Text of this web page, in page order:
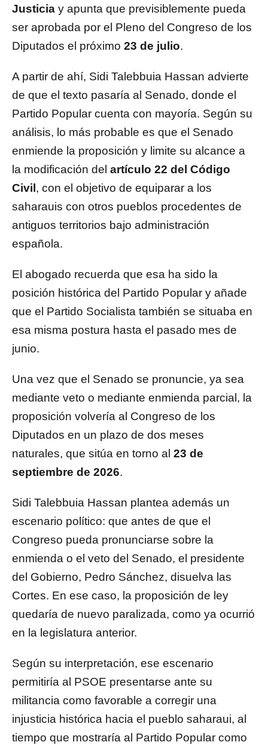
Justicia y apunta que previsiblemente pueda
ser aprobada por el Pleno del Congreso de los
Diputados el próximo 23 de julio.
A partir de ahí, Sidi Talebbuia Hassan advierte
de que el texto pasaría al Senado, donde el
Partido Popular cuenta con mayoría. Según su
análisis, lo más probable es que el Senado
enmiende la proposición y limite su alcance a
la modificación del artículo 22 del Código
Civil , con el objetivo de equiparar a los
saharauis con otros pueblos procedentes de
antiguos territorios bajo administración
española.
El abogado recuerda que esa ha sido la
posición histórica del Partido Popular y añade
que el Partido Socialista también se situaba en
esa misma postura hasta el pasado mes de
junio.
Una vez que el Senado se pronuncie, ya sea
mediante veto o mediante enmienda parcial, la
proposición volvería al Congreso de los
Diputados en un plazo de dos meses
naturales, que sitúa en torno al 23 de
septiembre de 2026.
Sidi Talebbuia Hassan plantea además un
escenario político: que antes de que el
Congreso pueda pronunciarse sobre la
enmienda o el veto del Senado, el presidente
del Gobierno, Pedro Sánchez, disuelva las
Cortes. En ese caso, la proposición de ley
quedaría de nuevo paralizada, como ya ocurrió
en la legislatura anterior.
Según su interpretación, ese escenario
permitiría al PSOE presentarse ante su
militancia como favorable a corregir una
injusticia histórica hacia el pueblo saharaui, al
tiempo que mostraría al Partido Popular como